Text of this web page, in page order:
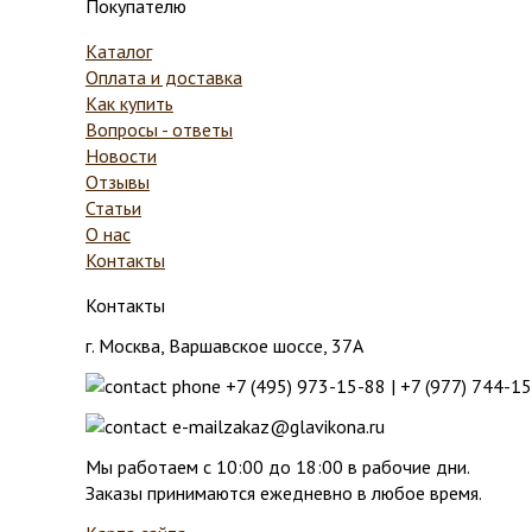
Покупателю
Каталог
Оплата и доставка
Как купить
Вопросы - ответы
Новости
Отзывы
Статьи
О нас
Контакты
Контакты
г. Москва, Варшавское шоссе, 37А
+7 (495) 973-15-88 | +7 (977) 744-
zakaz@glavikona.ru
Мы работаем с 10:00 до 18:00 в рабочие дни.
Заказы принимаются ежедневно в любое время.